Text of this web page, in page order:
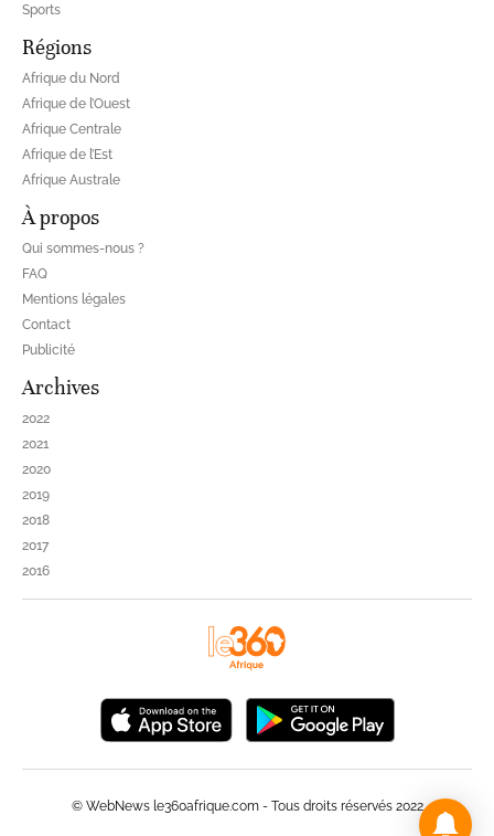
Sports
Régions
Afrique du Nord
Afrique de l’Ouest
Afrique Centrale
Afrique de l’Est
Afrique Australe
À propos
Qui sommes-nous ?
FAQ
Mentions légales
Contact
Publicité
Archives
2022
2021
2020
2019
2018
2017
2016
© WebNews le360afrique.com - Tous droits réservés 2022